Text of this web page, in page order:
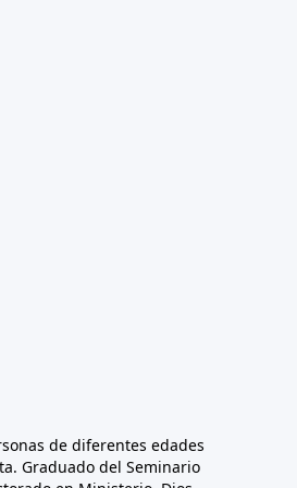
de diferentes edades
Graduado del Seminario